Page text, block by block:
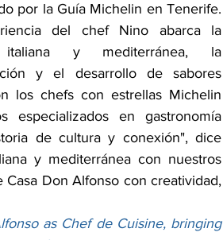
por la Guía Michelin en Tenerife.
del chef Nino abarca la
y mediterránea, la
y el desarrollo de sabores
los chefs con estrellas Michelin
especializados en gastronomía
de cultura y conexión", dice
y mediterránea con nuestros
Don Alfonso con creatividad,
as Chef de Cuisine, bringing